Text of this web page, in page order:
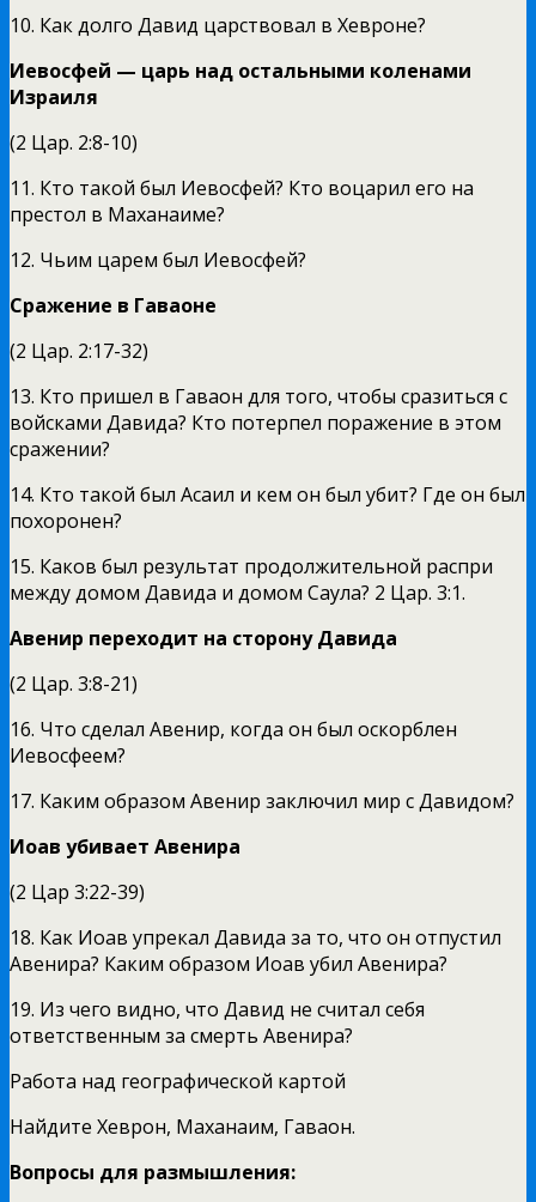
10. Как долго Давид царствовал в Хевроне?
Иевосфей — царь над остальными коленами
Израиля
(2 Цар. 2:8-10)
11. Кто такой был Иевосфей? Кто воцарил его на
престол в Маханаиме?
12. Чьим царем был Иевосфей?
Сражение в Гаваоне
(2 Цар. 2:17-32)
13. Кто пришел в Гаваон для того, чтобы сразиться с
вой­сками Давида? Кто потерпел поражение в этом
сражении?
14. Кто такой был Асаил и кем он был убит? Где он был
похоронен?
15. Каков был результат продолжительной распри
между до­мом Давида и домом Саула? 2 Цар. 3:1.
Авенир переходит на сторону Давида
(2 Цар. 3:8-21)
16. Что сделал Авенир, когда он был оскорблен
Иевосфеем?
17. Каким образом Авенир заключил мир с Давидом?
Иоав убивает Авенира
(2 Цар 3:22-39)
18. Как Иоав упрекал Давида за то, что он отпустил
Авени­ра? Каким образом Иоав убил Авенира?
19. Из чего видно, что Давид не считал себя
ответственным за смерть Авенира?
Работа над географической картой
Найдите Хеврон, Маханаим, Гаваон.
Вопросы для размышления: